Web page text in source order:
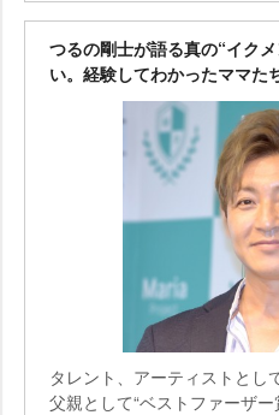
つるの剛士が語る真の“イク
い。経験してわかったママた
タレント、アーティストとし
父親として“ベストファーザ